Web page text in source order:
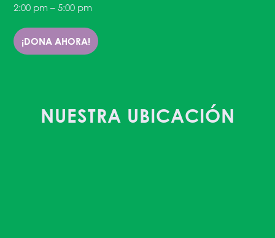
2:00 pm – 5:00 pm
¡DONA AHORA!
NUESTRA UBICACIÓN